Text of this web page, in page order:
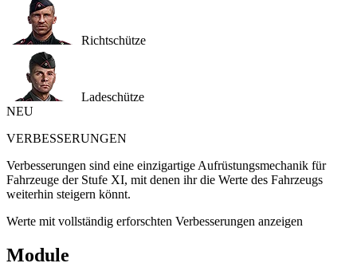
Richtschütze
Ladeschütze
NEU
VERBESSERUNGEN
Verbesserungen sind eine einzigartige Aufrüstungsmechanik für
Fahrzeuge der Stufe XI, mit denen ihr die Werte des Fahrzeugs
weiterhin steigern könnt.
Werte mit vollständig erforschten Verbesserungen anzeigen
Module